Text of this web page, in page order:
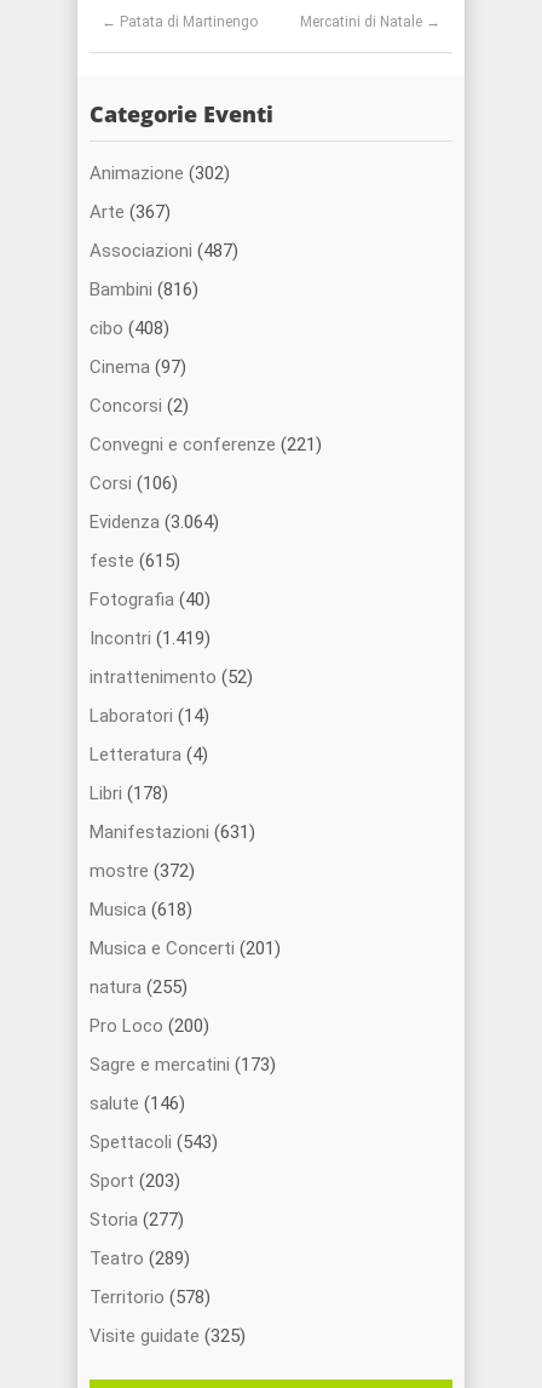
← Patata di Martinengo Mercatini di Natale →
Categorie Eventi
Animazione (302)
Arte (367)
Associazioni (487)
Bambini (816)
cibo (408)
Cinema (97)
Concorsi (2)
Convegni e conferenze (221)
Corsi (106)
Evidenza (3.064)
feste (615)
Fotografia (40)
Incontri (1.419)
intrattenimento (52)
Laboratori (14)
Letteratura (4)
Libri (178)
Manifestazioni (631)
mostre (372)
Musica (618)
Musica e Concerti (201)
natura (255)
Pro Loco (200)
Sagre e mercatini (173)
salute (146)
Spettacoli (543)
Sport (203)
Storia (277)
Teatro (289)
Territorio (578)
Visite guidate (325)